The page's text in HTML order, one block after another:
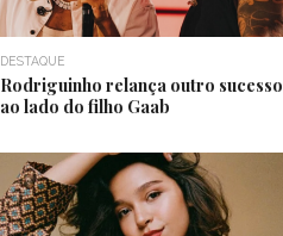
DESTAQUE
Rodriguinho relança outro sucesso
ao lado do filho Gaab